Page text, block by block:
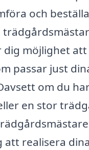
och
dig möjlighet
passar just
om du
en stor
att realisera